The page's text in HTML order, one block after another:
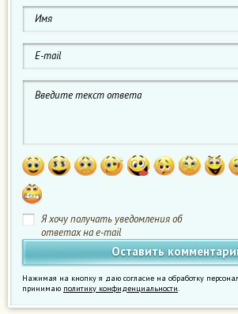
Я хочу получать уведомления об
ответах на e-mail
Нажимая на кнопку я даю согласие на обработку
принимаю политику конфиденциальности.